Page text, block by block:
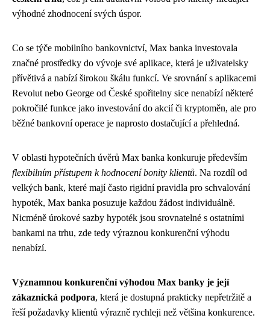
výhodné zhodnocení svých úspor.
Co se týče mobilního bankovnictví, Max banka investovala
značné prostředky do vývoje své aplikace, která je uživatelsky
přívětivá a nabízí širokou škálu funkcí. Ve srovnání s aplikacemi
Revolut nebo George od České spořitelny sice nenabízí některé
pokročilé funkce jako investování do akcií či kryptoměn, ale pro
běžné bankovní operace je naprosto dostačující a přehledná.
V oblasti hypotečních úvěrů Max banka konkuruje především
flexibilním přístupem k hodnocení bonity klientů. Na rozdíl od
velkých bank, které mají často rigidní pravidla pro schvalování
hypoték, Max banka posuzuje každou žádost individuálně.
Nicméně úrokové sazby hypoték jsou srovnatelné s ostatními
bankami na trhu, zde tedy výraznou konkurenční výhodu
nenabízí.
Významnou konkurenční výhodou Max banky je její
zákaznická podpora, která je dostupná prakticky nepřetržitě a
řeší požadavky klientů výrazně rychleji než většina konkurence.